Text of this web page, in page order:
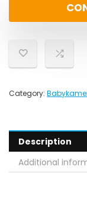
Category:
Description
Additional